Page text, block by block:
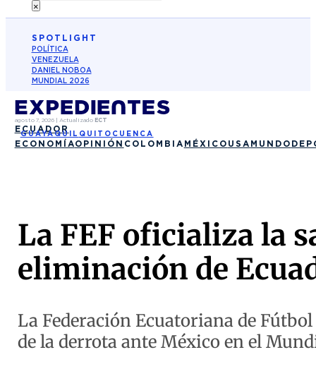
×
SPOTLIGHT
POLÍTICA
VENEZUELA
DANIEL NOBOA
MUNDIAL 2026
agosto 7, 2026| Actualizado ECT
ECUADOR
GUAYAQUIL QUITO CUENCA
ECONOMÍAOPINIÓN COLOMBIA MÉXICO USA MUNDO
La FEF oficializa la
eliminación de
La Federación Ecuatoriana de
de la derrota ante México en el